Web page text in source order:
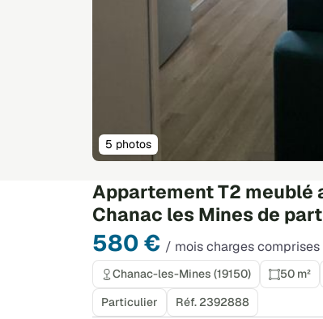
Appartement T2 meublé
Chanac les Mines de
580 € / mois charges comprises
5 photos
Chanac-les-Mines (19150) 50 m²
Particulier
Réf. 2392888